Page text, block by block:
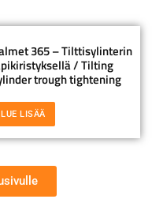
365 – Tilttisylinterin
/ Tilting
trough tightening
LUE LISÄÄ